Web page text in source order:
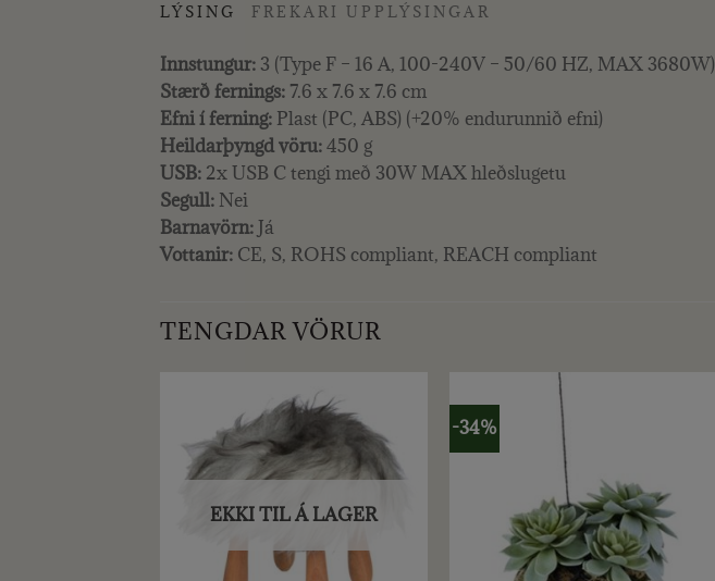
LÝSING FREKARI UPPLÝSINGAR
Innstungur: 3 (Type F – 16 A, 100-240V – 50/60 HZ, MAX 3680W)
Stærð fernings: 7.6 x 7.6 x 7.6 cm
Efni í ferning: Plast (PC, ABS) (+20% endurunnið efni)
Heildarþyngd vöru:450 g
USB: 2x USB C tengi með 30W MAX hleðslugetu
Segull: Nei
Barnavörn:Já
Vottanir: CE, S, ROHS compliant, REACH compliant
TENGDAR VÖRUR
EKKI TIL Á LAGER
-34%